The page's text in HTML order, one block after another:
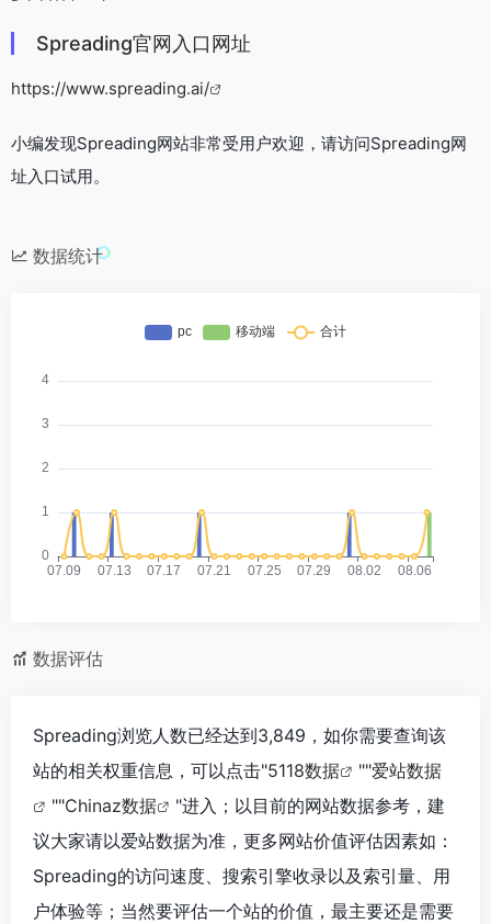
Spreading官网入口网址
https://www.spreading.ai/
小编发现Spreading网站非常受用户欢迎，请访问Spreading网
址入口试用。
数据统计
数据评估
Spreading浏览人数已经达到3,849，如你需要查询该
站的相关权重信息，可以点击"5118数据 ""爱站数据
""Chinaz数据
"进入；以目前的网站数据参考，建
议大家请以爱站数据为准，更多网站价值评估因素如：
Spreading的访问速度、搜索引擎收录以及索引量、用
户体验等；当然要评估一个站的价值，最主要还是需要